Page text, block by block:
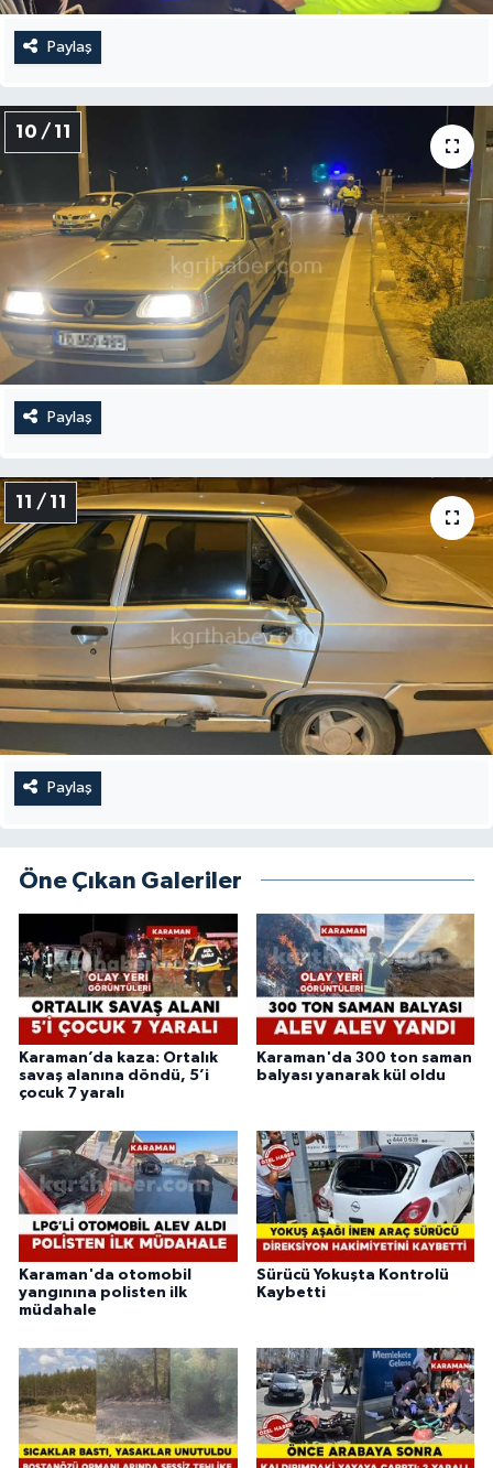
Paylaş
10 / 11
Paylaş
11 / 11
Paylaş
Öne Çıkan Galeriler
Karaman’da kaza: Ortalık
savaş alanına döndü, 5’i
çocuk 7 yaralı
Karaman'da 300 ton saman
balyası yanarak kül oldu
Karaman'da otomobil
yangınına polisten ilk
müdahale
Sürücü Yokuşta Kontrolü
Kaybetti